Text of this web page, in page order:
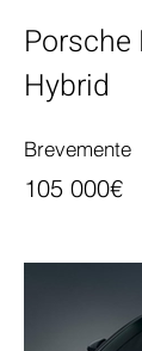
Porsche
Hybrid
Brevemente
105 000€